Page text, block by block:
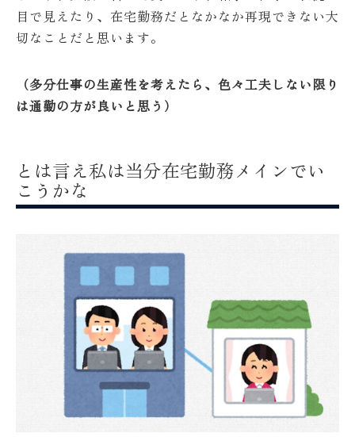
目で見えたり、在宅勤務だとなかなか再現できない大
切なことだと思います。
（多分仕事の生産性を考えたら、色々工夫しない限り
は通勤の方が良いと思う）
とは言え私は当分在宅勤務メインでい
こうかな